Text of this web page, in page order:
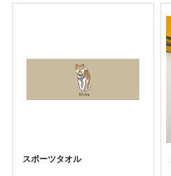
スポーツタオル